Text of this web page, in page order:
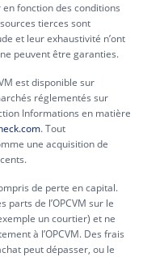
fonction des conditions
tierces sont
et leur exhaustivité n’ont
peuvent être garanties.
est disponible sur
réglementés sur
Informations en matière
. Tout
une acquisition de
de perte en capital.
de l’OPCVM sur le
un courtier) et ne
à l’OPCVM. Des frais
peut dépasser, ou le